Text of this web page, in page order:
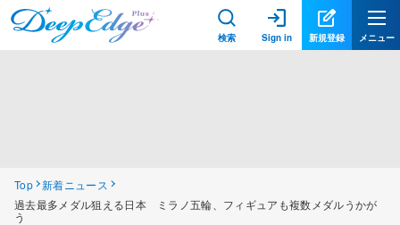
検索 Sign in 新規登録 メニュー
Top 新着ニュース
過去最多メダル狙える日本 ミラノ五輪、フィギュアも複数メダルうかが
う